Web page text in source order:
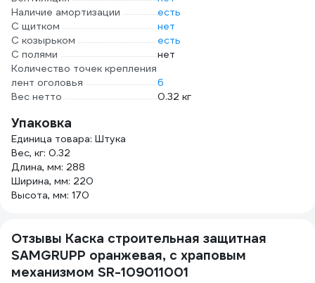
Наличие амортизации
есть
С щитком
нет
С козырьком
есть
С полями
нет
Количество точек крепления
лент оголовья
6
Вес нетто
0.32 кг
Упаковка
Единица товара: Штука
Вес, кг: 0.32
Длина, мм: 288
Ширина, мм: 220
Высота, мм: 170
Отзывы Каска строительная защитная
SAMGRUPP оранжевая, с храповым
механизмом SR-109011001